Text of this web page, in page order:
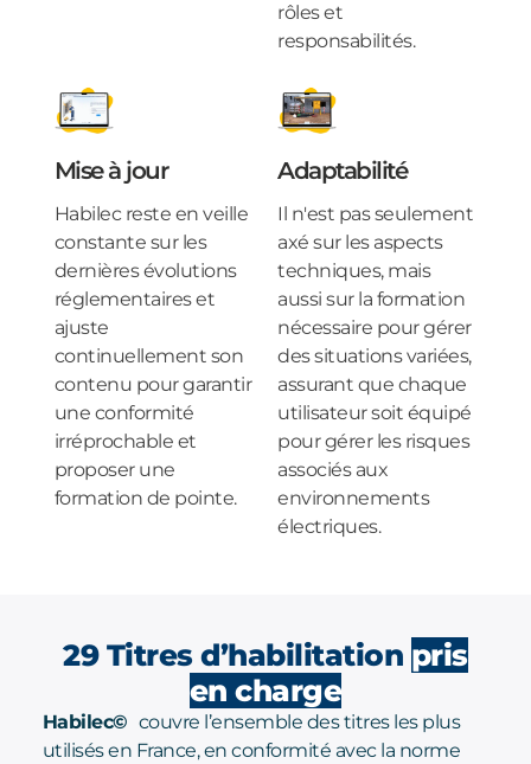
rôles et
responsabilités.
Mise à jour
Habilec reste en veille
constante sur les
dernières évolutions
réglementaires et
ajuste
continuellement son
contenu pour garantir
une conformité
irréprochable et
proposer une
formation de pointe.
Adaptabilité
Il n'est pas seulement
axé sur les aspects
techniques, mais
aussi sur la formation
nécessaire pour gérer
des situations variées,
assurant que chaque
utilisateur soit équipé
pour gérer les risques
associés aux
environnements
électriques.
29 Titres d’habilitation pris
en charge
Habilec© couvre l’ensemble des titres les plus
utilisés en France, en conformité avec la norme